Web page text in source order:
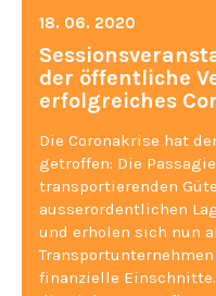
18. 06. 2020
der öffentliche
erfolgreiches
Die Coronakrise hat
getroffen: Die
transportierenden
ausserordentlichen
und erholen sich nun
finanzielle